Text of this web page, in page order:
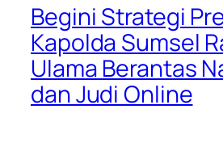
Begini Strategi
Kapolda Sumsel
Ulama Berantas
dan Judi Online